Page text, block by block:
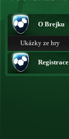
O Brejku
Ukázky ze hry
Registrace